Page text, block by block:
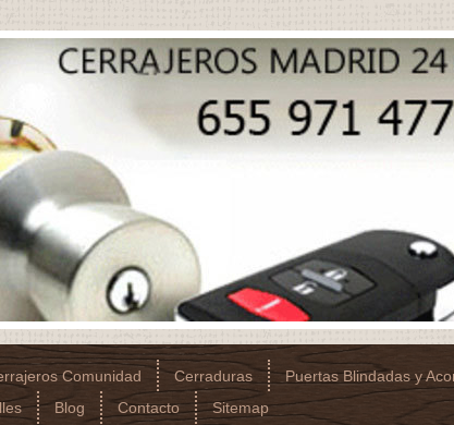
Comunidad Cerraduras Puertas Blindadas y
Blog Contacto Sitemap